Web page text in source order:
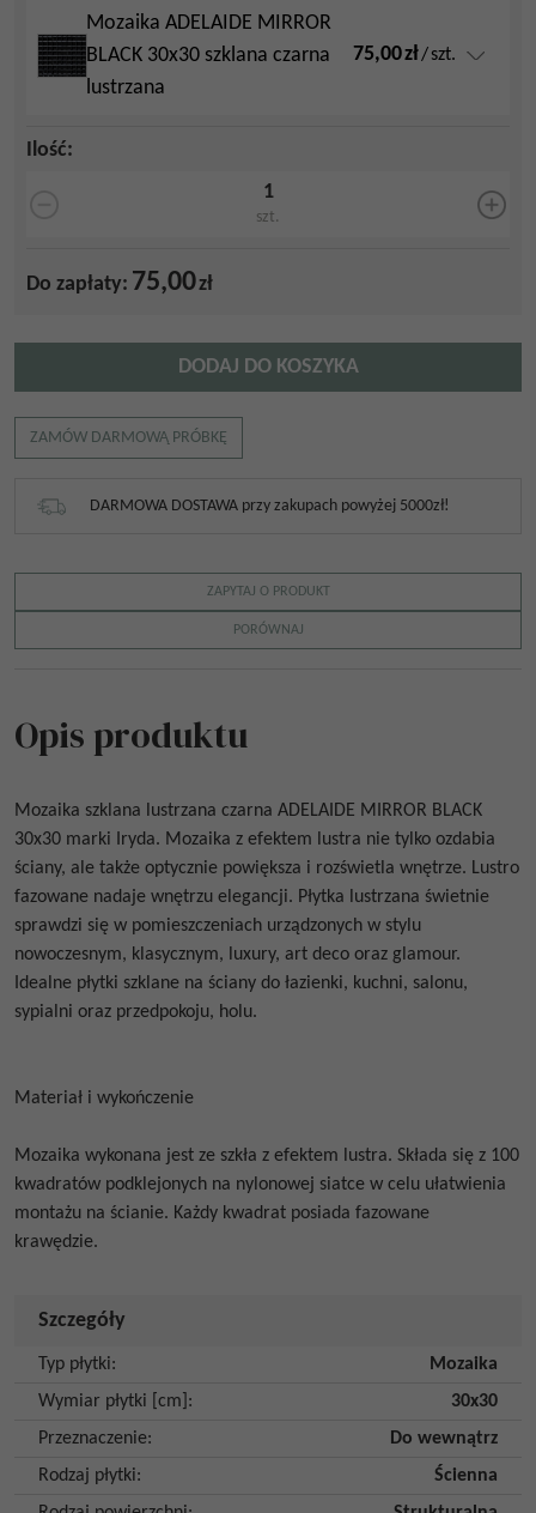
Mozaika ADELAIDE MIRROR
BLACK 30x30 szklana czarna
lustrzana
75,00zł/szt.
Ilość:
szt.
Do zapłaty: 75,00zł
DODAJ DO KOSZYKA
ZAMÓW DARMOWĄ PRÓBKĘ
DARMOWA DOSTAWA przy zakupach powyżej 5000zł!
ZAPYTAJ O PRODUKT
PORÓWNAJ
Opis produktu
Mozaika szklana lustrzana czarna ADELAIDE MIRROR BLACK
30x30 marki Iryda. Mozaika z efektem lustra nie tylko ozdabia
ściany, ale także optycznie powiększa i rozświetla wnętrze. Lustro
fazowane nadaje wnętrzu elegancji. Płytka lustrzana świetnie
sprawdzi się w pomieszczeniach urządzonych w stylu
nowoczesnym, klasycznym, luxury, art deco oraz glamour.
Idealne płytki szklane na ściany do łazienki, kuchni, salonu,
sypialni oraz przedpokoju, holu.
Materiał i wykończenie
Mozaika wykonana jest ze szkła z efektem lustra. Składa się z 100
kwadratów podklejonych na nylonowej siatce w celu ułatwienia
montażu na ścianie. Każdy kwadrat posiada fazowane
krawędzie.
Szczegóły
Typ płytki:
Mozaika
Wymiar płytki [cm] :
30x30
Przeznaczenie:
Do wewnątrz
Rodzaj płytki:
Ścienna